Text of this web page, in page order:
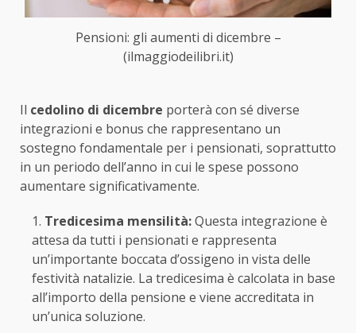
Pensioni: gli aumenti di dicembre –
(ilmaggiodeilibri.it)
Il cedolino di dicembre porterà con sé diverse
integrazioni e bonus che rappresentano un
sostegno fondamentale per i pensionati, soprattutto
in un periodo dell’anno in cui le spese possono
aumentare significativamente.
Tredicesima mensilità:Questa integrazione è
attesa da tutti i pensionati e rappresenta
un’importante boccata d’ossigeno in vista delle
festività natalizie. La tredicesima è calcolata in base
all’importo della pensione e viene accreditata in
un’unica soluzione.